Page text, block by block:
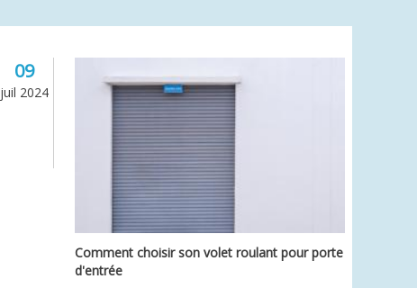
09
juil 2024
Comment choisir son volet roulant pour porte
d'entrée